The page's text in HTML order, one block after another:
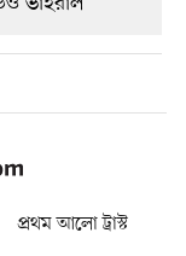
প্রথম আলো ট্রাস্ট